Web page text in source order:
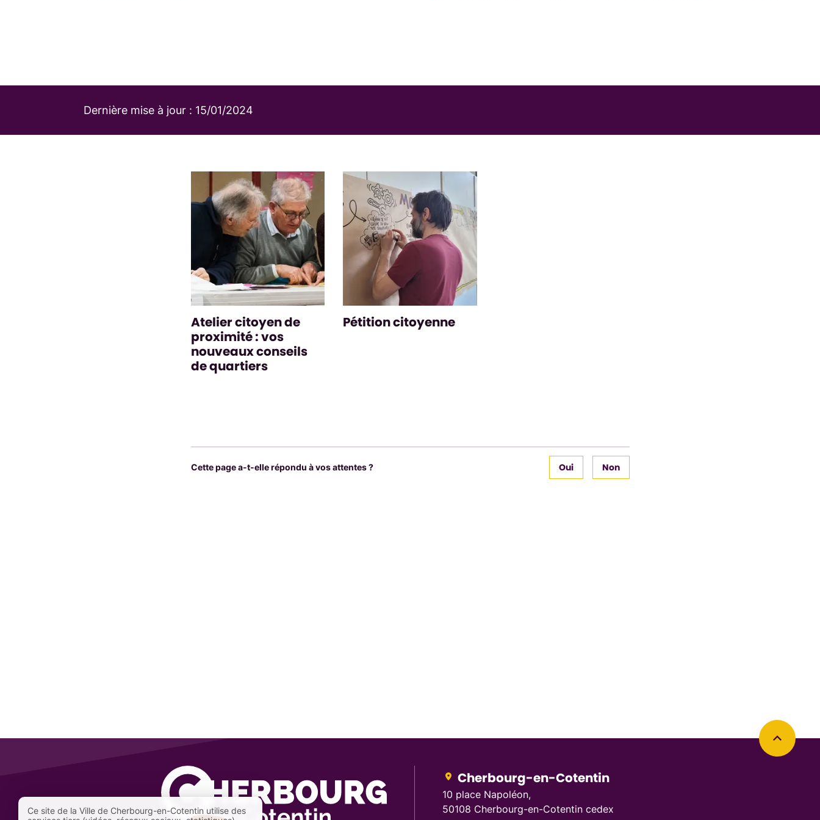
Dernière mise à jour : 15/01/2024
Atelier citoyen de
proximité : vos
nouveaux conseils
de quartiers
Pétition citoyenne
Cette page a-t-elle répondu à vos attentes ? Non
Oui
Retourner en haut de la page
Cherbourg-en-Cotentin
10 place Napoléon,
50108 Cherbourg-en-Cotentin cedex
Ce site de la Ville de Cherbourg-en-Cotentin utilise des